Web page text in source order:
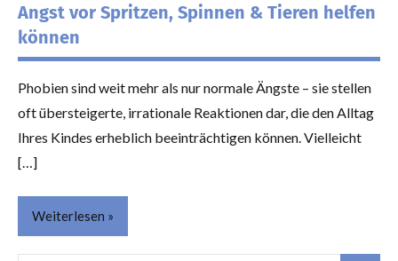
Angst vor Spritzen, Spinnen & Tieren helfen
können
Phobien sind weit mehr als nur normale Ängste – sie stellen
oft übersteigerte, irrationale Reaktionen dar, die den Alltag
Ihres Kindes erheblich beeinträchtigen können. Vielleicht
[…]
Weiterlesen